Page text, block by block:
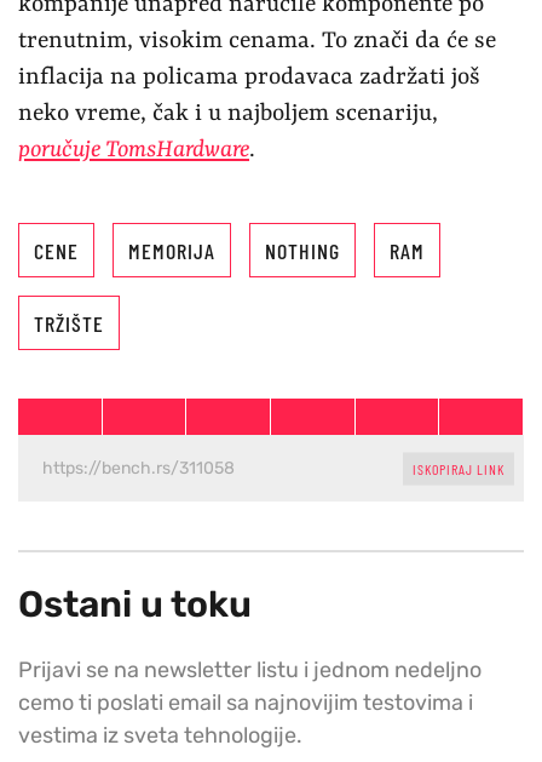
kompanije unapred naručile komponente po
trenutnim, visokim cenama. To znači da će se
inflacija na policama prodavaca zadržati još
neko vreme, čak i u najboljem scenariju,
poručuje TomsHardware.
CENE MEMORIJA NOTHING RAM
TRŽIŠTE
ISKOPIRAJ LINK
Ostani u toku
Prijavi se na newsletter listu i jednom nedeljno
cemo ti poslati email sa najnovijim testovima i
vestima iz sveta tehnologije.